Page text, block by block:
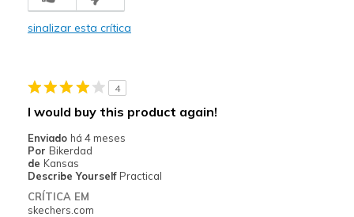
Stylish
Width
Sizing
Feels true to size
View On Shoes
sinalizar esta crítica
4
I would buy this product again!
Enviado há 4 meses
Por Bikerdad
de Kansas
Describe Yourself Practical
CRÍTICA EM
skechers.com